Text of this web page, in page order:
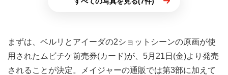
まずは、ベルリとアイーダの2ショットシーンの原画が使
用されたムビチケ前売券(カード)が、5月21日(金)より発売
されることが決定。メイジャーの通販では第3部に加えて